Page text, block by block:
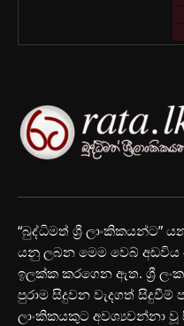
“බුද්ධිමත් ශ්‍රී ලාංකිකයන්ට”
යනු ලබන මෙම වෙබ්
ඉලක්ක කරගෙන ඇත. ශ්‍රී
පුරාම සිදුවන වැදගත්
ලාංකිකයකුට අවශ්‍යවන්නා